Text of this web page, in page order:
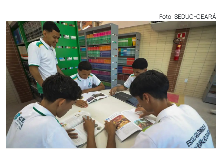
Foto: SEDUC-CEARÁ